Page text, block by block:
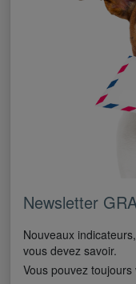
Newsletter
Nouveaux
vous devez savoir.
Vous pouvez